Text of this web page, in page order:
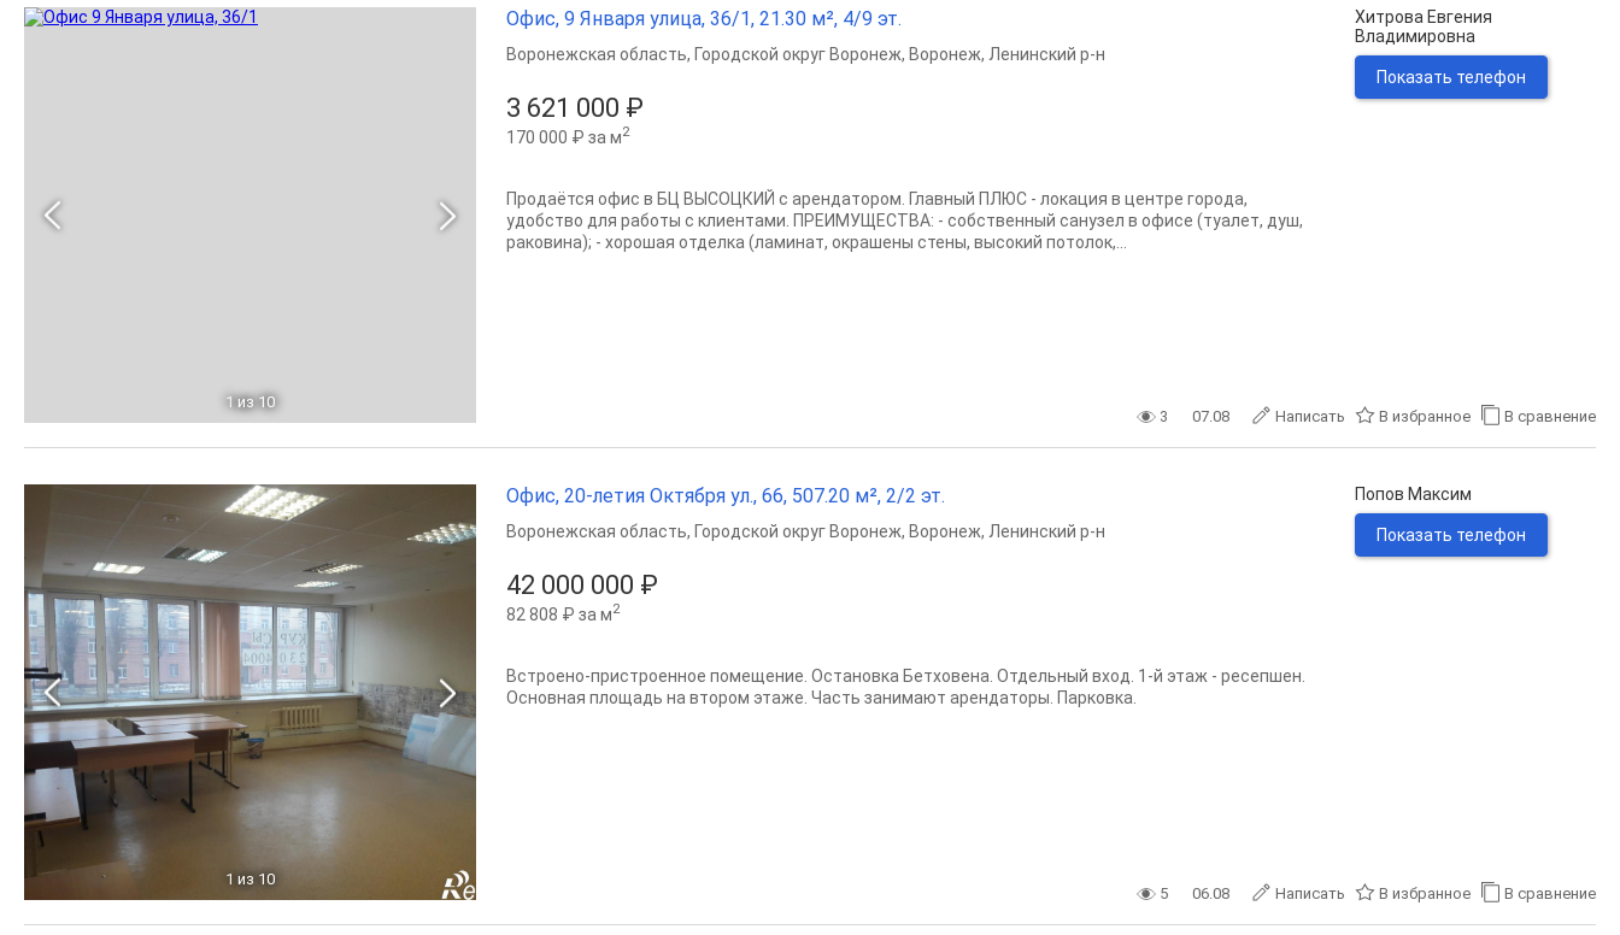
1 из 10
Офис, 9 Января улица, 36/1, 21.30 м², 4/9 эт.
3 621 000 ₽
170 000 ₽ за м2
Воронежская область, Городской округ Воронеж, Воронеж, Ленинский р-н
Продаётся офис в БЦ ВЫСОЦКИЙ с арендатором. Главный ПЛЮС - локация в центре города,
удобство для работы с клиентами. ПРЕИМУЩЕСТВА: - собственный санузел в офисе (туалет, душ,
раковина); - хорошая отделка (ламинат, окрашены стены, высокий потолок,...
Хитрова Евгения
Владимировна
Показать телефон
3 07.08 Написать В избранное В сравнение
1 из 10
Офис, 20-летия Октября ул., 66, 507.20 м², 2/2 эт.
42 000 000 ₽
82 808 ₽ за м2
Воронежская область, Городской округ Воронеж, Воронеж, Ленинский р-н
Встроено-пристроенное помещение. Остановка Бетховена. Отдельный вход. 1-й этаж - ресепшен.
Основная площадь на втором этаже. Часть занимают арендаторы. Парковка.
Попов Максим
Показать телефон
5 06.08 Написать В избранное В сравнение